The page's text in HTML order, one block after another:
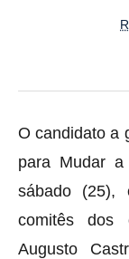
O candidato a
para Mudar
sábado (25),
comitês dos
Augusto